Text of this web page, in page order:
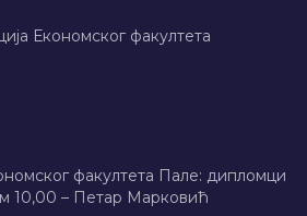
Економског факултета
факултета Пале: дипломци
10,00 – Петар Марковић